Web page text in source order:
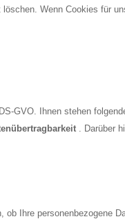
Wenn Cookies
GVO. Ihnen stehen
. Darüber
Ihre personenbezogene